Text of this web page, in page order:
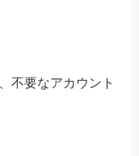
不要なアカウント